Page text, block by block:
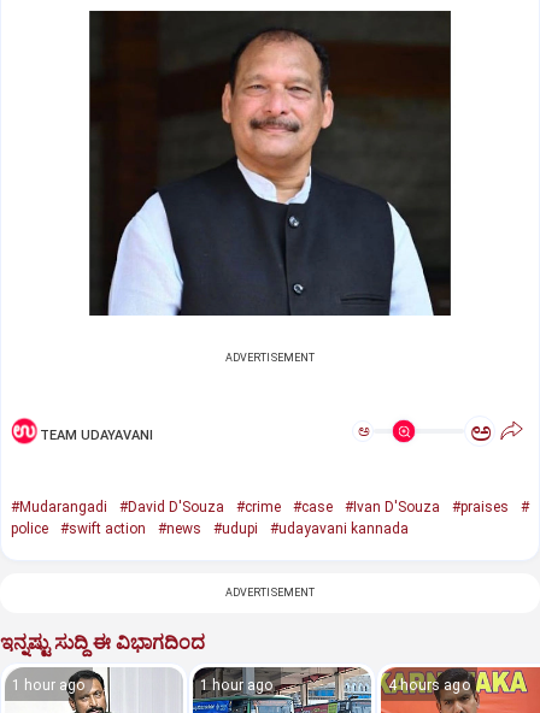
ADVERTISEMENT
TEAM UDAYAVANI ಅ ಅ
#Mudarangadi #David D'Souza #crime #case #Ivan D'Souza #praises
#
police
#swift action #news #udupi #udayavani kannada
ADVERTISEMENT
ಇನ್ನಷ್ಟು ಸುದ್ದಿ ಈ ವಿಭಾಗದಿಂದ
1 hour ago 1 hour ago 4 hours ago